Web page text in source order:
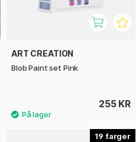
ART CREATION
Blob Paint set Pink
255 KR
19